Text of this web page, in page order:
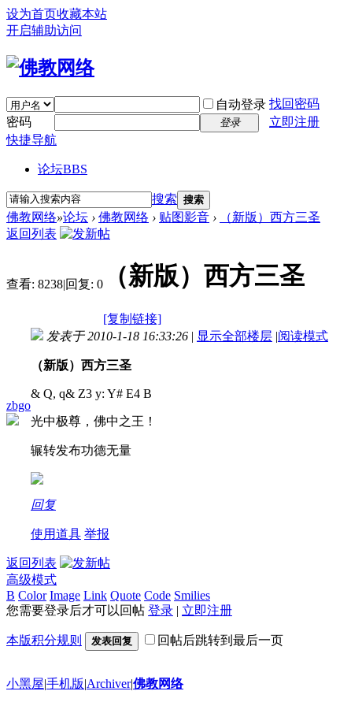
设为首页收藏本站
开启辅助访问
自动登录 找回密码
密码
登录
立即注册
快捷导航
论坛BBS
搜索 搜索
佛教网络»论坛 › 佛教网络 › 贴图影音 ›
（新版）西方三圣
返回列表
查看: 8238|回复: 0 （新版）西方三圣
[复制链接]
zbgo
发表于 2010-1-18 16:33:26 | 显示全部楼层 |阅读模式
（新版）西方三圣
& Q, q& Z3 y: Y# E4 B
光中极尊，佛中之王！
辗转发布功德无量
回复
使用道具 举报
返回列表
高级模式
B Color Image Link Quote Code Smilies
您需要登录后才可以回帖 登录 | 立即注册
本版积分规则 发表回复 回帖后跳转到最后一页
小黑屋|手机版|Archiver|佛教网络